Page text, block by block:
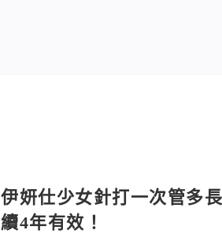
伊妍仕少女針打一次管多
續4年有效！